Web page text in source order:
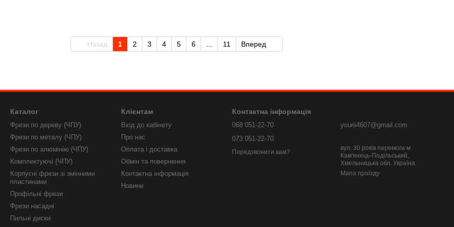
Назад 1 2 3 4 5 6 11 Вперед
Каталог
Фрези по дереву (ЧПУ)
Фрези по металу (ЧПУ)
Фрези по алюмінію (ЧПУ)
Комплектуючі (ЧПУ)
Корпусні фрези зі змінними
пластинами
Профільні фрези
Фрези насадні
Пильні диски
Клієнтам
Вхід до кабінету
Про нас
Оплата і доставка
Обмін та повернення
Контактна інформація
Новини
Контактна інформація
068 051-22-70
073 051-22-70
Передзвонити вам?
yourii4607@gmail.com
вул. 30 років перемоги м.
Кам'янець-Подільський,
Хмельницька обл. Україна
Мапа проїзду